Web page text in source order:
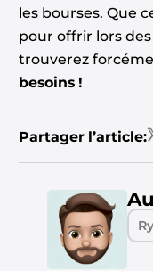
les bourses. Que
pour offrir lors
trouverez
besoins !
Partager l’article: